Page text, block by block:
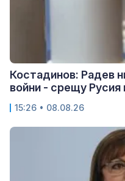
Костадинов: Радев
войни - срещу Русия
15:26 • 08.08.26